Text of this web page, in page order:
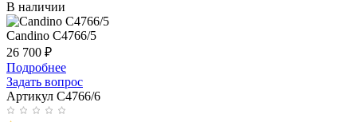
В наличии
Candino C4766/5
26 700 ₽
Подробнее
Задать вопрос
Артикул C4766/6